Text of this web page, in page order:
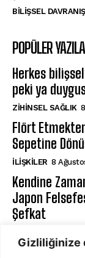
Gizliliğinize
BILIŞSEL
POPÜLER
Herkes
peki ya
ZIHINSEL SAĞLIK
Flört
Sepetine
İLIŞKILER 8
Kendine
Japon
Şefkat